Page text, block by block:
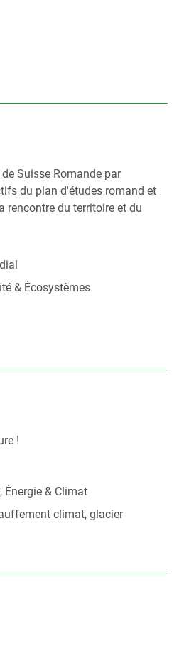
Suisse Romande par
du plan d'études romand et
rencontre du territoire et du
& Écosystèmes
!
& Climat
climat, glacier